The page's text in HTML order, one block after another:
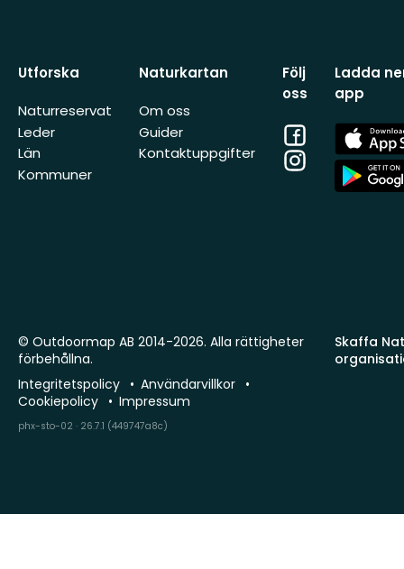
Utforska
Naturreservat
Leder
Län
Kommuner
Naturkartan
Om oss
Guider
Kontaktuppgifter
Följ
oss
Facebook
Instagram
Ladda
app
App
Store
App
Store
Skaffa
© Outdoormap AB 2014-2026. Alla rättigheter
förbehållna.
Integritetspolicy
Användarvillkor
Cookiepolicy
Impressum
phx-sto-02 · 26.7.1 (449747a8c)